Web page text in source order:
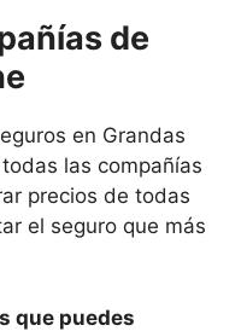
de
en Grandas
las compañías
precios de todas
el seguro que más
que puedes